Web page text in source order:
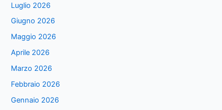
Luglio 2026
Giugno 2026
Maggio 2026
Aprile 2026
Marzo 2026
Febbraio 2026
Gennaio 2026